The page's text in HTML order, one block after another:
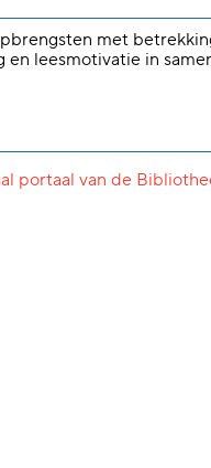
met
en leesmotivatie in
portaal van de